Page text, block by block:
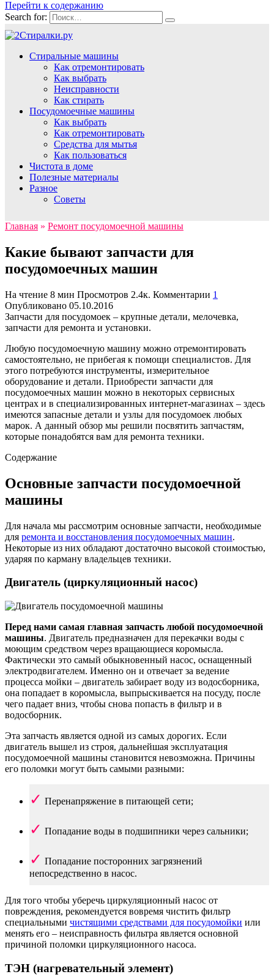
Перейти к содержанию
Search for:
Стиральные машины
Как отремонтировать
Как выбрать
Неисправности
Как стирать
Посудомоечные машины
Как выбрать
Как отремонтировать
Средства для мытья
Как пользоваться
Чистота в доме
Полезные материалы
Разное
Советы
Главная » Ремонт посудомоечной машины
Какие бывают запчасти для
посудомоечных машин
На чтение 8 мин Просмотров 2.4к. Комментарии 1
Опубликовано 05.10.2016
Запчасти для посудомоек – крупные детали, мелочевка,
запчасти для ремонта и установки.
Любую посудомоечную машину можно отремонтировать
самостоятельно, не прибегая к помощи специалистов. Для
этого потребуются инструменты, измерительное
оборудование и детали. Приобрести запчасти для
посудомоечных машин можно в некоторых сервисных
центрах и в специализированных интернет-магазинах – здесь
имеются запасные детали и узлы для посудомоек любых
марок. А данный обзор мы решили посвятить запчастям,
которые понадобятся вам для ремонта техники.
Содержание
Основные запчасти посудомоечной
машины
Для начала мы рассмотрим основные запчасти, необходимые
для ремонта и восстановления посудомоечных машин.
Некоторые из них обладают достаточно высокой стоимостью,
ударяя по карману владельцев техники.
Двигатель (циркуляционный насос)
Перед нами самая главная запчасть любой посудомоечной
машины. Двигатель предназначен для перекачки воды с
моющим средством через вращающиеся коромысла.
Фактически это самый обыкновенный насос, оснащенный
электродвигателем. Именно он и отвечает за ведение
процесса мойки – двигатель забирает воду из водосборника,
она попадает в коромысла, выпрыскивается на посуду, после
чего падает вниз, чтобы снова попасть в фильтр и в
водосборник.
Эта запчасть является одной из самых дорогих. Если
двигатель вышел из строя, дальнейшая эксплуатация
посудомоечной машины становится невозможна. Причины
его поломки могут быть самыми разными:
Перенапряжение в питающей сети;
Попадание воды в подшипники через сальники;
Попадание посторонних загрязнений
непосредственно в насос.
Для того чтобы уберечь циркуляционный насос от
повреждения, рекомендуется вовремя чистить фильтр
специальными чистящими средствами для посудомойки или
менять его – неисправность фильтра является основной
причиной поломки циркуляционного насоса.
ТЭН (нагревательный элемент)